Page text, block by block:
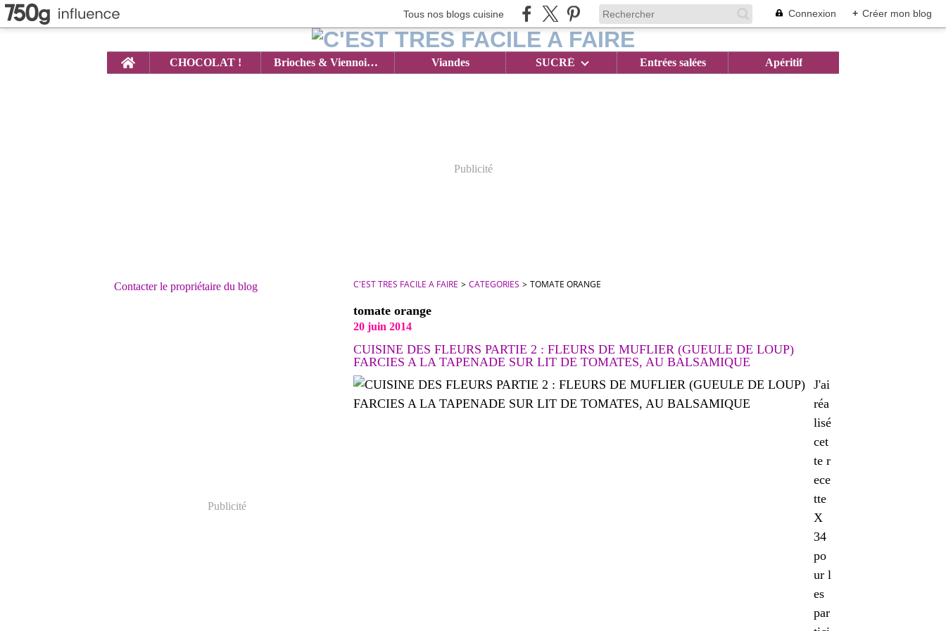
Tous nos blogs cuisine Connexion + Créer mon blog
Home CHOCOLAT ! Brioches & Viennoiseries Viandes SUCRÉ Entrées salées Apéritif
Publicité
Contacter le propriétaire du blog
Publicité
C'EST TRES FACILE A FAIRE > CATEGORIES > TOMATE ORANGE
tomate orange
20 juin 2014
CUISINE DES FLEURS PARTIE 2 : FLEURS DE MUFLIER (GUEULE DE LOUP)
FARCIES A LA TAPENADE SUR LIT DE TOMATES, AU BALSAMIQUE
J'ai
réa
lisé
cet
te r
ece
tte
X
34
po
ur l
es
par